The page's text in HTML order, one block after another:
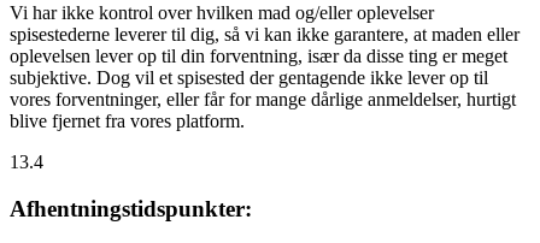
Vi har ikke kontrol over hvilken mad og/eller oplevelser
spisestederne leverer til dig, så vi kan ikke garantere, at maden eller
oplevelsen lever op til din forventning, især da disse ting er meget
subjektive. Dog vil et spisested der gentagende ikke lever op til
vores forventninger, eller får for mange dårlige anmeldelser, hurtigt
blive fjernet fra vores platform.
13.4
Afhentningstidspunkter: